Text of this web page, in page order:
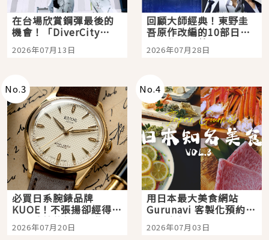
在台場欣賞鋼彈最後的
機會！「DiverCity
Tokyo Plaza」搭船、
購物、美食及夜景，一
2026年07月13日
回顧大師經典！東野圭
吾原作改編的10部日本
影視作品推薦
2026年07月28日
No.3
必買日系腕錶品牌
KUOE！不張揚卻經得起
時間洗鍊的經典之作五
選
2026年07月20日
No.4
用日本最大美食網站
Gurunavi 客製化預約九
大都市餐廳，打造專屬
美食體驗！
2026年07月03日